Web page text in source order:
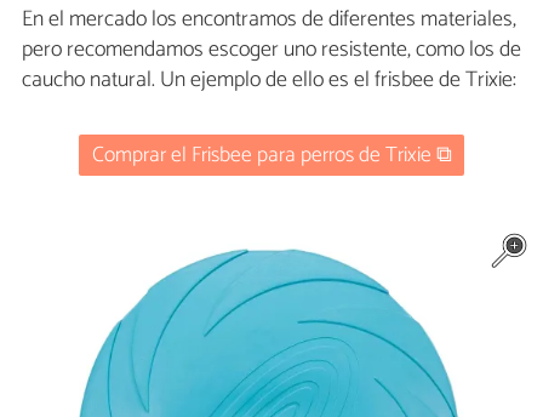
En el mercado los encontramos de diferentes materiales,
pero recomendamos escoger uno resistente, como los de
caucho natural. Un ejemplo de ello es el frisbee de Trixie:
Comprar el Frisbee para perros de Trixie ⧉